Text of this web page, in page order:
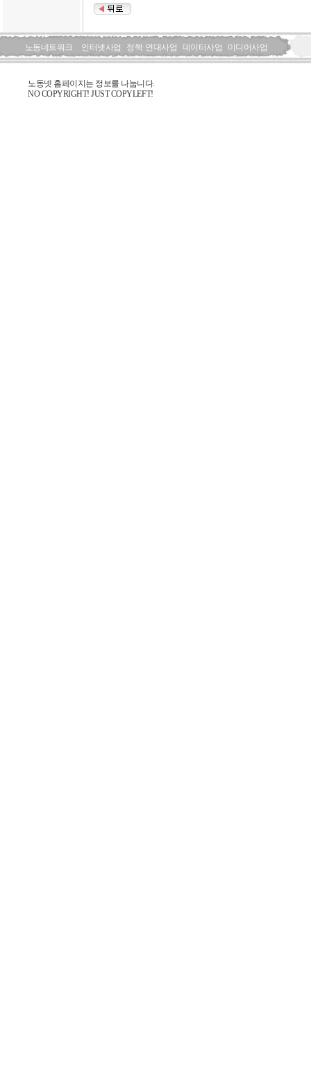
노동네트워크 인터넷사업 정책·연대사업 데이터사업 미디어사업
노동넷 홈페이지는 정보를 나눕니다.
NO COPYRIGHT! JUST COPYLEFT!